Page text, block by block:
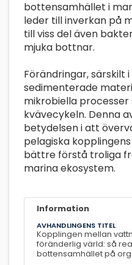
bottensamhället i
leder till inverkan på
till viss del även
mjuka bottnar.
Förändringar, särskilt
sedimenterade
mikrobiella
kvävecykeln. Denna
betydelsen i att
pelagiska
bättre förstå troliga
marina ekosystem.
Information
AVHANDLINGENS TITEL
Kopplingen mellan
föränderlig värld: så
bottensamhället på